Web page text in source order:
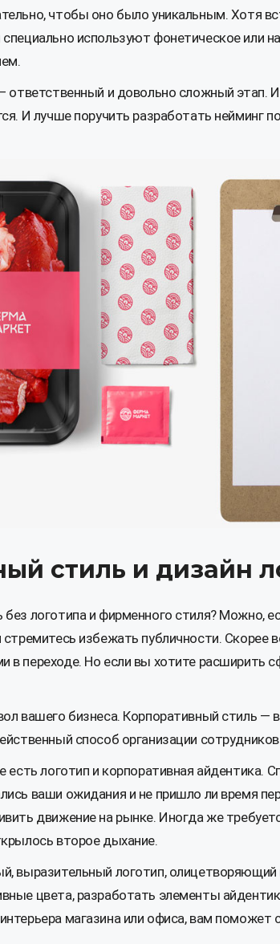
чтобы оно было уникальным. Хотя
используют фонетическое или
ответственный и довольно сложный этап.
И лучше поручить разработать нейминг
стиль и дизайн
логотипа и фирменного стиля? Можно,
стремитесь избежать публичности. Скорее
переходе. Но если вы хотите расширить
вашего бизнеса. Корпоративный стиль —
способ организации
есть логотип и корпоративная айдентика.
ваши ожидания и не пришло ли время
движение на рынке. Иногда же
второе дыхание.
выразительный логотип,
цвета, разработать элементы
магазина или офиса, вам поможет